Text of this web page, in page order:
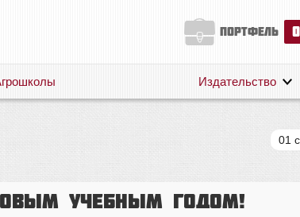
портфель 0
Публикации
Издательство
01
учебным годом!